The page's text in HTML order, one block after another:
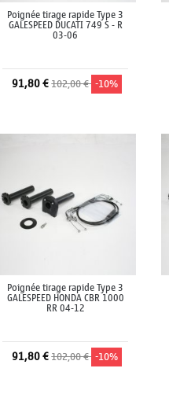
Poignée tirage rapide Type 3
GALESPEED DUCATI 749 S - R
03-06
91,80 €102,00 € -10%
Poignée tirage rapide Type 3
GALESPEED HONDA CBR 1000
RR 04-12
91,80 €102,00 € -10%